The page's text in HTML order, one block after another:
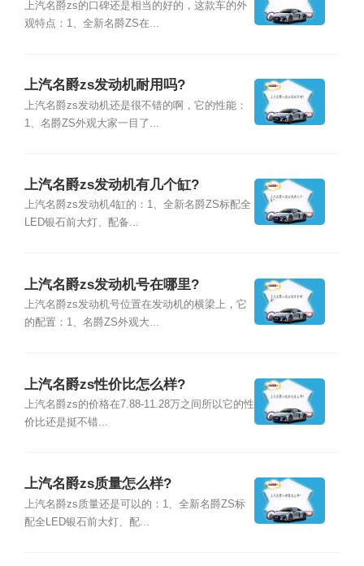
上汽名爵zs的口碑还是相当的好的，这款车的外
观特点：1、全新名爵ZS在...
上汽名爵zs发动机耐用吗?
上汽名爵zs发动机还是很不错的啊，它的性能：
1、名爵ZS外观大家一目了...
上汽名爵zs发动机有几个缸?
上汽名爵zs发动机4缸的：1、全新名爵ZS标配全
LED银石前大灯、配备...
上汽名爵zs发动机号在哪里?
上汽名爵zs发动机号位置在发动机的横梁上，它
的配置：1、名爵ZS外观大...
上汽名爵zs性价比怎么样?
上汽名爵zs的价格在7.88-11.28万之间所以它的性
价比还是挺不错...
上汽名爵zs质量怎么样?
上汽名爵zs质量还是可以的：1、全新名爵ZS标
配全LED银石前大灯、配...